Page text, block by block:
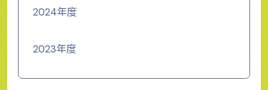
2024年度
2023年度